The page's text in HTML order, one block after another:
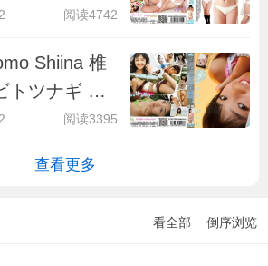
阅读4742
Shiina 椎
トツナギ 椎
阅读3395
查看更多
看全部 倒序浏览